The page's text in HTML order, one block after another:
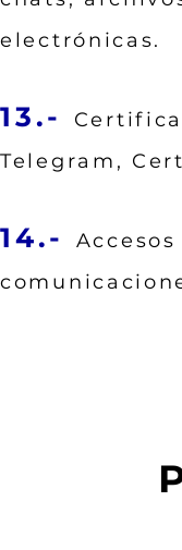
electrónicas.
13.-
Telegram,
14.-